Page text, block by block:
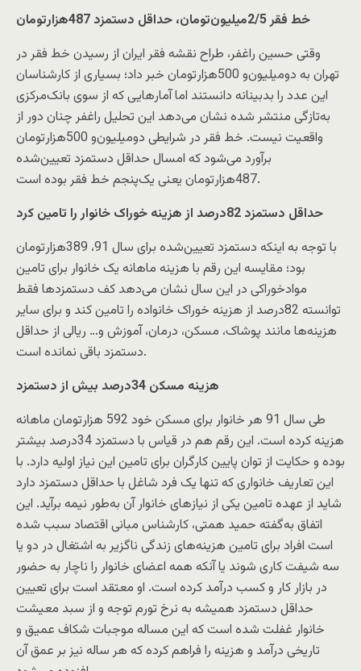
خط فقر 2/5میلیون‌تومان، حداقل دستمزد 487‌هزار‌تومان
وقتی حسین راغفر، طراح نقشه فقر ایران از رسیدن خط فقر در
تهران به دو‌میلیون‌و 500‌هزار‌تومان خبر داد؛ بسیاری از کارشناسان
این عدد را بدبینانه دانستند اما آمارهایی که از سوی بانک‌مرکزی
به‌تازگی منتشر شده نشان می‌دهد این تحلیل راغفر چنان دور از
واقعیت نیست. خط فقر در شرایطی دو‌میلیون‌و 500‌هزار‌تومان
برآورد می‌شود که امسال حداقل دستمزد تعیین‌شده
487‌هزار‌تومان یعنی یک‌پنجم خط فقر بوده است.
حداقل دستمزد 82‌درصد از هزینه خوراک خانوار را تامین کرد
با توجه به اینکه دستمزد تعیین‌شده برای سال 91، 389‌هزار‌تومان
بود؛ مقایسه این رقم با هزینه‌ ماهانه یک خانوار برای تامین
موادخوراکی در این سال نشان می‌دهد کف دستمزدها فقط
توانسته 82‌درصد از هزینه خوراک خانواده را تامین کند و برای سایر
هزینه‌ها مانند پوشاک، مسکن، درمان، آموزش و… ریالی از حداقل
دستمزد باقی نمانده است.
هزینه مسکن 34‌درصد بیش از دستمزد
طی سال 91 هر خانوار برای مسکن خود 592‌ هزار‌تومان ماهانه
هزینه کرده است. این رقم هم در قیاس با دستمزد 34‌درصد بیشتر
بوده و حکایت از توان پایین کارگران برای تامین این نیاز اولیه دارد. با
این تعاریف خانواری که تنها یک فرد شاغل با حداقل دستمزد دارد
شاید از عهده تامین یکی از نیازهای خانوار آن به‌طور نیمه برآید. این
اتفاق به‌گفته حمید همتی، کارشناس مبانی اقتصاد سبب شده
است افراد برای تامین هزینه‌های زندگی ناگزیر به اشتغال در دو یا
سه شیفت کاری شوند یا آنکه همه اعضای خانوار را ناچار به حضور
در بازار کار و کسب درآمد کرده است. او معتقد است برای تعیین
حداقل دستمزد همیشه به نرخ تورم توجه و از سبد معیشت
خانوار غفلت شده است که این مساله موجبات شکاف عمیق و
تاریخی درآمد و هزینه را فراهم کرده که هر ساله نیز بر عمق آن